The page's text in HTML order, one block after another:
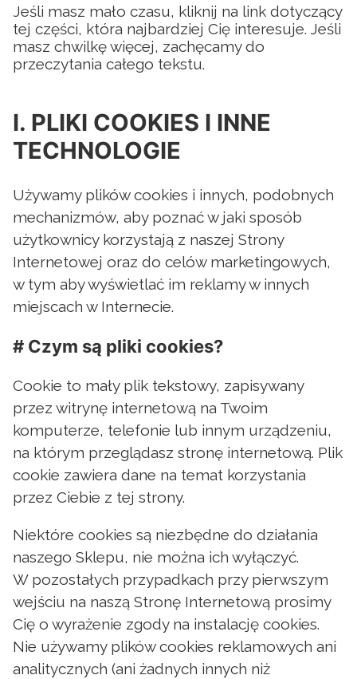
Jeśli masz mało czasu, kliknij na link dotyczący
tej części, która najbardziej Cię interesuje. Jeśli
masz chwilkę więcej, zachęcamy do
przeczytania całego tekstu.
I. PLIKI COOKIES I INNE
TECHNOLOGIE
Używamy plików cookies i innych, podobnych
mechanizmów, aby poznać w jaki sposób
użytkownicy korzystają z naszej Strony
Internetowej oraz do celów marketingowych,
w tym aby wyświetlać im reklamy w innych
miejscach w Internecie.
# Czym są pliki cookies?
Cookie to mały plik tekstowy, zapisywany
przez witrynę internetową na Twoim
komputerze, telefonie lub innym urządzeniu,
na którym przeglądasz stronę internetową. Plik
cookie zawiera dane na temat korzystania
przez Ciebie z tej strony.
Niektóre cookies są niezbędne do działania
naszego Sklepu, nie można ich wyłączyć.
W pozostałych przypadkach przy pierwszym
wejściu na naszą Stronę Internetową prosimy
Cię o wyrażenie zgody na instalację cookies.
Nie używamy plików cookies reklamowych ani
analitycznych (ani żadnych innych niż